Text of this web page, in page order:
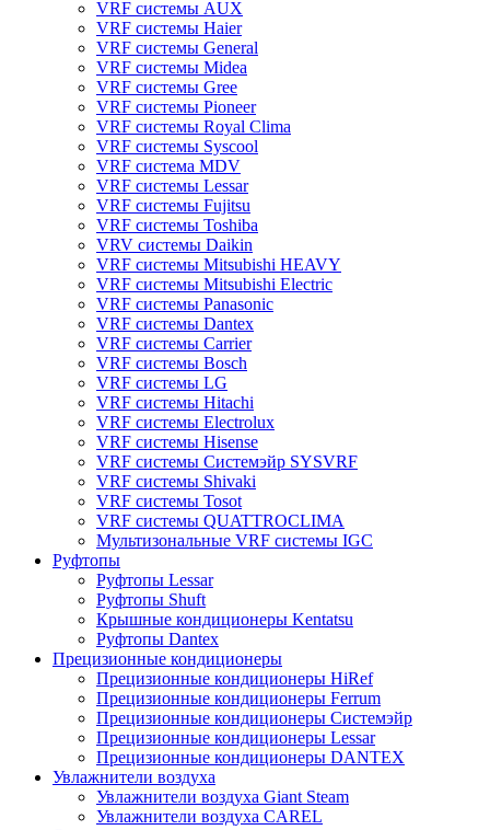
VRF системы AUX
VRF системы Haier
VRF системы General
VRF системы Midea
VRF системы Gree
VRF системы Pioneer
VRF системы Royal Clima
VRF системы Syscool
VRF система MDV
VRF системы Lessar
VRF системы Fujitsu
VRF системы Toshiba
VRV системы Daikin
VRF системы Mitsubishi HEAVY
VRF системы Mitsubishi Electric
VRF системы Panasonic
VRF системы Dantex
VRF системы Carrier
VRF системы Bosch
VRF системы LG
VRF системы Hitachi
VRF системы Electrolux
VRF системы Hisense
VRF системы Системэйр SYSVRF
VRF системы Shivaki
VRF системы Tosot
VRF системы QUATTROCLIMA
Мультизональные VRF системы IGC
Руфтопы
Руфтопы Lessar
Руфтопы Shuft
Крышные кондиционеры Kentatsu
Руфтопы Dantex
Прецизионные кондиционеры
Прецизионные кондиционеры HiRef
Прецизионные кондиционеры Ferrum
Прецизионные кондиционеры Системэйр
Прецизионные кондиционеры Lessar
Прецизионные кондиционеры DANTEX
Увлажнители воздуха
Увлажнители воздуха Giant Steam
Увлажнители воздуха CAREL